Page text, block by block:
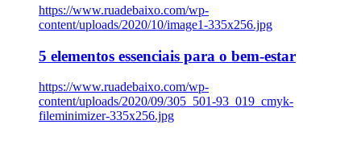
https://www.ruadebaixo.com/wp-
content/uploads/2020/10/image1-335x256.jpg
5 elementos essenciais para o bem-estar
https://www.ruadebaixo.com/wp-
content/uploads/2020/09/305_501-93_019_cmyk-
fileminimizer-335x256.jpg